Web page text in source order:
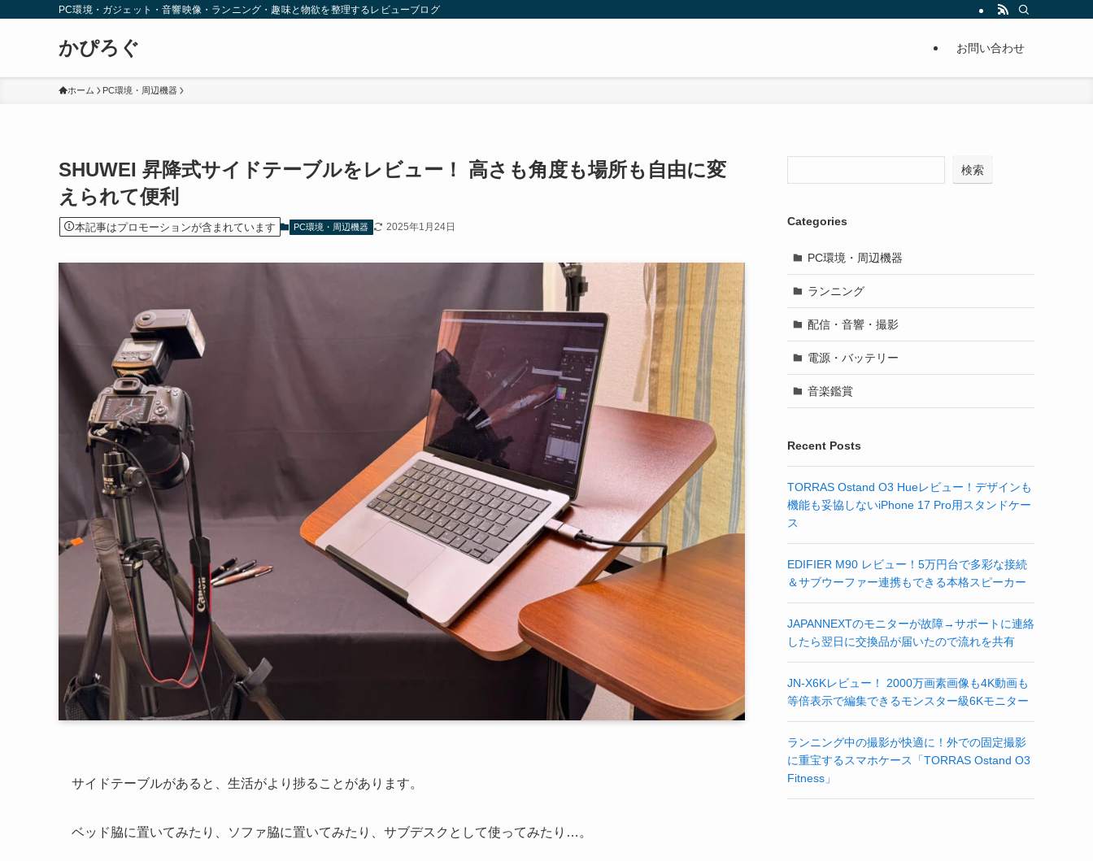
PC環境・ガジェット・音響映像・ランニング・趣味と物欲を整理するレビューブログ
かぴろぐ お問い合わせ
ホーム PC環境・周辺機器
SHUWEI 昇降式サイドテーブルをレビュー！ 高さも角度も場所も自由に変
えられて便利
本記事はプロモーションが含まれています PC環境・周辺機器 2025年1月24日
サイドテーブルがあると、生活がより捗ることがあります。
ベッド脇に置いてみたり、ソファ脇に置いてみたり、サブデスクとして使ってみたり…。
検索
Categories
PC環境・周辺機器
ランニング
配信・音響・撮影
電源・バッテリー
音楽鑑賞
Recent Posts
TORRAS Ostand O3 Hueレビュー！デザインも
機能も妥協しないiPhone 17 Pro用スタンドケー
ス
EDIFIER M90 レビュー！5万円台で多彩な接続
＆サブウーファー連携もできる本格スピーカー
JAPANNEXTのモニターが故障→サポートに連絡
したら翌日に交換品が届いたので流れを共有
JN-X6Kレビュー！ 2000万画素画像も4K動画も
等倍表示で編集できるモンスター級6Kモニター
ランニング中の撮影が快適に！外での固定撮影
に重宝するスマホケース「TORRAS Ostand O3
Fitness」